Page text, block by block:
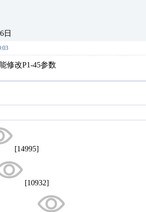
日
修改P1-45参数
[14995]
[10932]